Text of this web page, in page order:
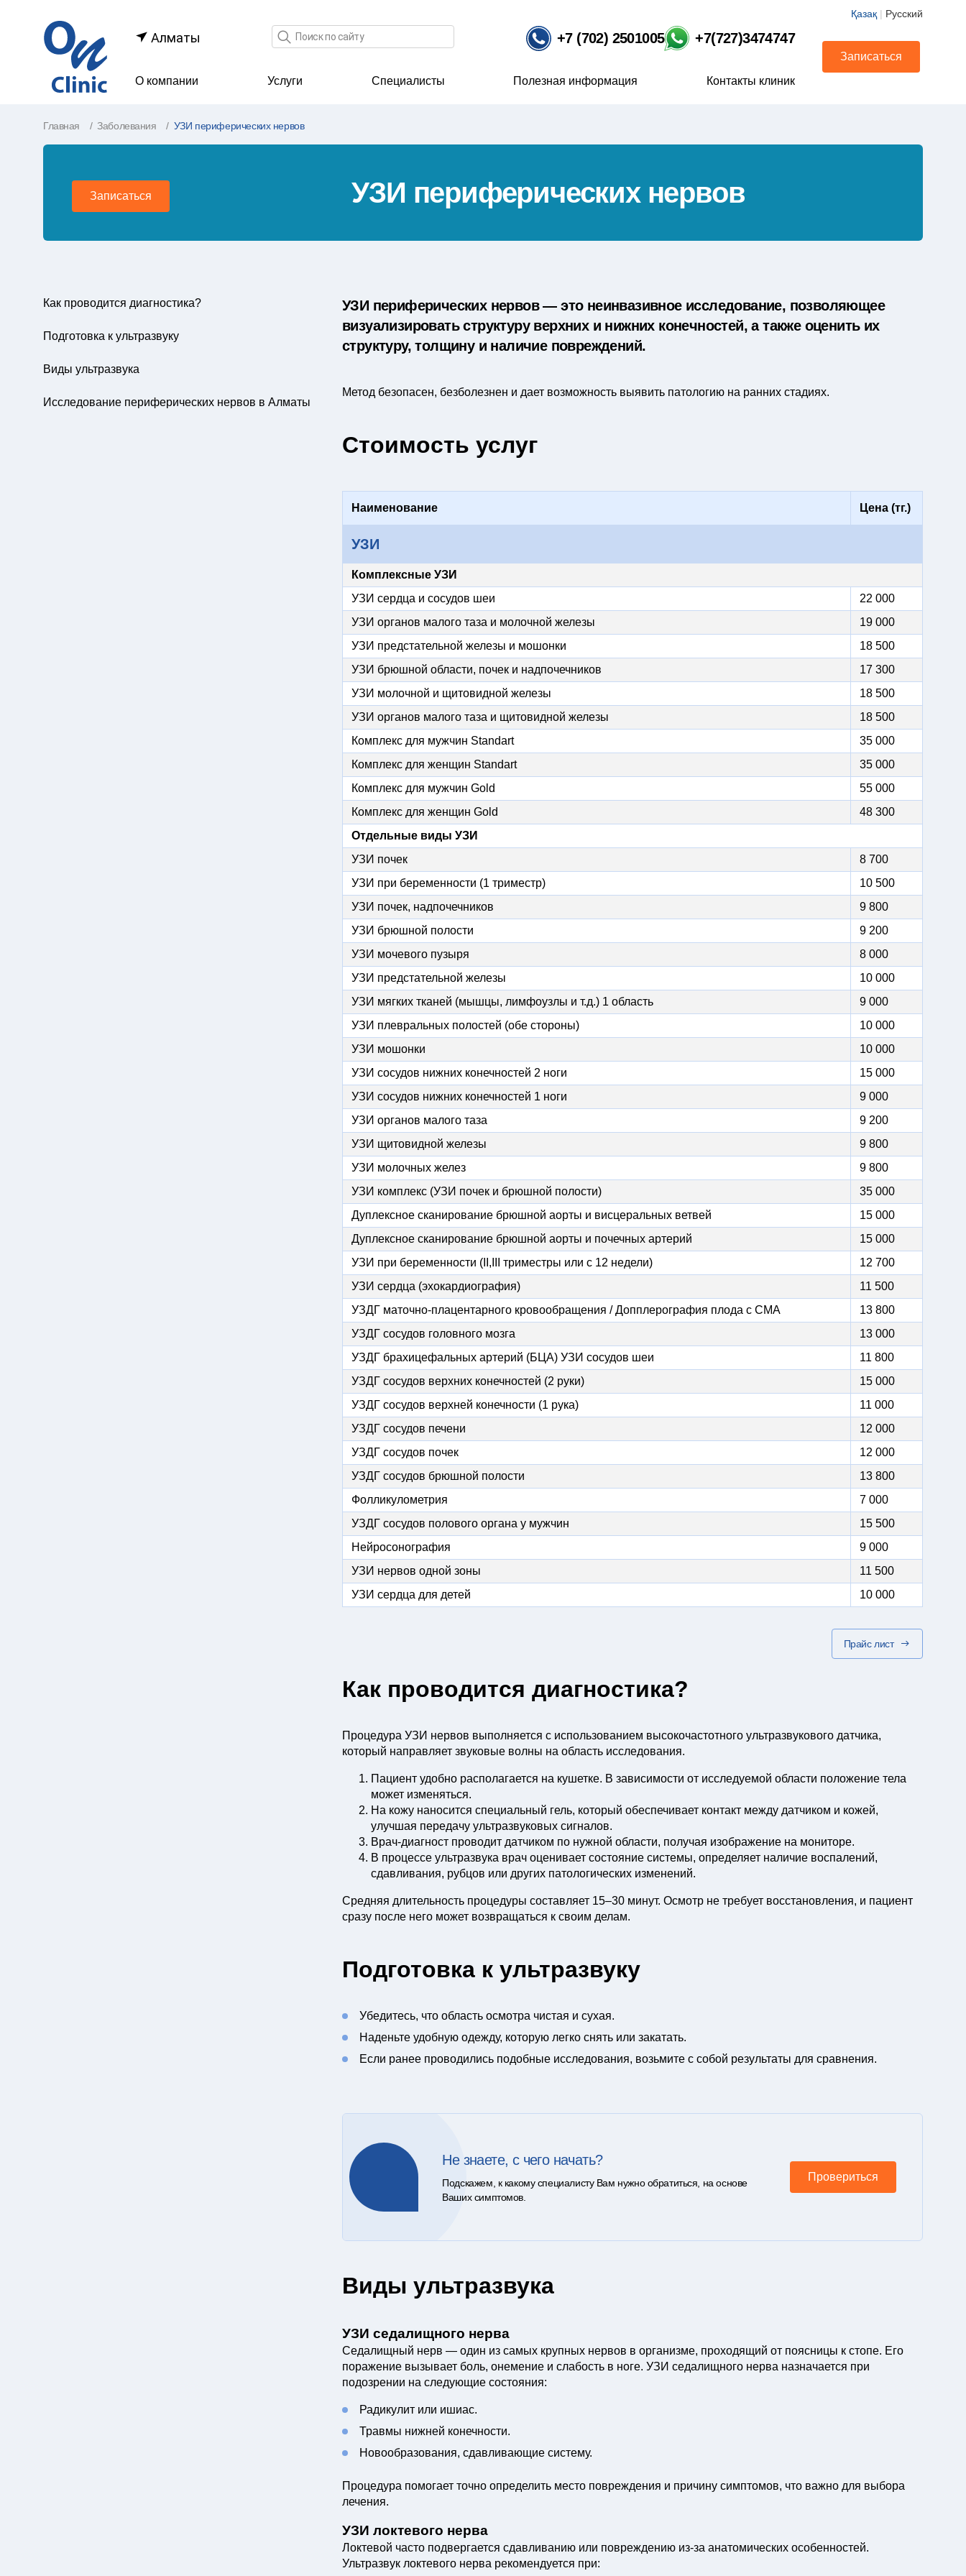
Қазақ | Русский
Алматы Поле поиска +7 (702) 2501005 +7(727)3474747
О компании Услуги Специалисты Полезная информация Контакты клиник
Записаться
Главная Заболевания УЗИ периферических нервов
Записаться УЗИ периферических нервов
Как проводится диагностика?
Подготовка к ультразвуку
Виды ультразвука
Исследование периферических нервов в Алматы
УЗИ периферических нервов — это неинвазивное исследование, позволяющее
визуализировать структуру верхних и нижних конечностей, а также оценить их
структуру, толщину и наличие повреждений.
Метод безопасен, безболезнен и дает возможность выявить патологию на ранних стадиях.
Стоимость услуг
Наименование Цена (тг.)
УЗИ
Комплексные УЗИ
УЗИ сердца и сосудов шеи
22 000
УЗИ органов малого таза и молочной железы
19 000
УЗИ предстательной железы и мошонки
18 500
УЗИ брюшной области, почек и надпочечников
17 300
УЗИ молочной и щитовидной железы
18 500
УЗИ органов малого таза и щитовидной железы
18 500
Комплекс для мужчин Standart
35 000
Комплекс для женщин Standart
35 000
Комплекс для мужчин Gold
55 000
Комплекс для женщин Gold
48 300
Отдельные виды УЗИ
УЗИ почек
8 700
УЗИ при беременности (1 триместр)
10 500
УЗИ почек, надпочечников
9 800
УЗИ брюшной полости
9 200
УЗИ мочевого пузыря
8 000
УЗИ предстательной железы
10 000
УЗИ мягких тканей (мышцы, лимфоузлы и т.д.) 1 область
9 000
УЗИ плевральных полостей (обе стороны)
10 000
УЗИ мошонки
10 000
УЗИ сосудов нижних конечностей 2 ноги
15 000
УЗИ сосудов нижних конечностей 1 ноги
9 000
УЗИ органов малого таза
9 200
УЗИ щитовидной железы
9 800
УЗИ молочных желез
9 800
УЗИ комплекc (УЗИ почек и брюшной полости)
35 000
Дуплексное сканирование брюшной аорты и висцеральных ветвей
15 000
Дуплексное сканирование брюшной аорты и почечных артерий
15 000
УЗИ при беременности (II,III триместры или с 12 недели)
12 700
УЗИ сердца (эхокардиография)
11 500
УЗДГ маточно-плацентарного кровообращения / Допплерография плода с СМА
13 800
УЗДГ сосудов головного мозга
13 000
УЗДГ брахицефальных артерий (БЦА) УЗИ сосудов шеи
11 800
УЗДГ сосудов верхних конечностей (2 руки)
15 000
УЗДГ сосудов верхней конечности (1 рука)
11 000
УЗДГ сосудов печени
12 000
УЗДГ сосудов почек
12 000
УЗДГ сосудов брюшной полости
13 800
Фолликулометрия
7 000
УЗДГ сосудов полового органа у мужчин
15 500
Нейросонография
9 000
УЗИ нервов одной зоны
11 500
УЗИ сердца для детей
10 000
Прайс лист
Как проводится диагностика?
Процедура УЗИ нервов выполняется с использованием высокочастотного ультразвукового датчика,
который направляет звуковые волны на область исследования.
Пациент удобно располагается на кушетке. В зависимости от исследуемой области положение тела
может изменяться.
На кожу наносится специальный гель, который обеспечивает контакт между датчиком и кожей,
улучшая передачу ультразвуковых сигналов.
Врач-диагност проводит датчиком по нужной области, получая изображение на мониторе.
В процессе ультразвука врач оценивает состояние системы, определяет наличие воспалений,
сдавливания, рубцов или других патологических изменений.
Средняя длительность процедуры составляет 15–30 минут. Осмотр не требует восстановления, и пациент
сразу после него может возвращаться к своим делам.
Подготовка к ультразвуку
Убедитесь, что область осмотра чистая и сухая.
Наденьте удобную одежду, которую легко снять или закатать.
Если ранее проводились подобные исследования, возьмите с собой результаты для сравнения.
Не знаете, с чего начать?
Подскажем, к какому специалисту Вам нужно обратиться, на основе
Ваших симптомов.
Провериться
Виды ультразвука
УЗИ седалищного нерва
Седалищный нерв — один из самых крупных нервов в организме, проходящий от поясницы к стопе. Его
поражение вызывает боль, онемение и слабость в ноге. УЗИ седалищного нерва назначается при
подозрении на следующие состояния:
Радикулит или ишиас.
Травмы нижней конечности.
Новообразования, сдавливающие систему.
Процедура помогает точно определить место повреждения и причину симптомов, что важно для выбора
лечения.
УЗИ локтевого нерва
Локтевой часто подвергается сдавливанию или повреждению из-за анатомических особенностей.
Ультразвук локтевого нерва рекомендуется при: